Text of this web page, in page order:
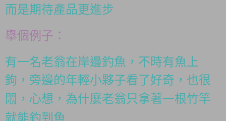
而是期待產品更進步
舉個例子：
有一名老翁在岸邊釣魚，不時有魚上
鉤，旁邊的年輕小夥子看了好奇，也很
悶，心想，為什麼老翁只拿著一根竹竿
就能釣到魚